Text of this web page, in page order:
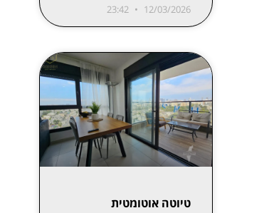
12/03/2026
טיוטה אוטומטית